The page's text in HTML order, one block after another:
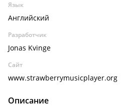
Язык
Английский
Разработчик
Jonas Kvinge
Сайт
www.strawberrymusicplayer.org
Описание